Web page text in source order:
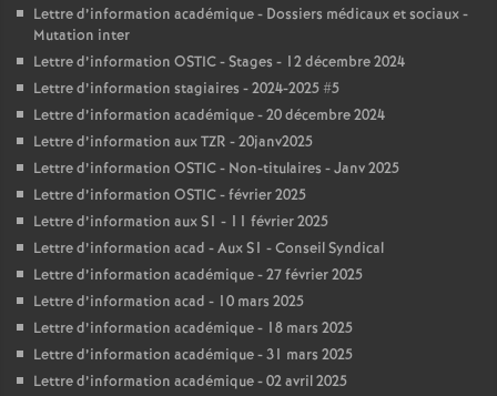
Lettre d’information académique - Dossiers médicaux et sociaux -
Mutation inter
Lettre d’information OSTIC - Stages - 12 décembre 2024
Lettre d’information stagiaires - 2024-2025 #5
Lettre d’information académique - 20 décembre 2024
Lettre d’information aux TZR - 20janv2025
Lettre d’information OSTIC - Non-titulaires - Janv 2025
Lettre d’information OSTIC - février 2025
Lettre d’information aux S1 - 11 février 2025
Lettre d’information acad - Aux S1 - Conseil Syndical
Lettre d’information académique - 27 février 2025
Lettre d’information acad - 10 mars 2025
Lettre d’information académique - 18 mars 2025
Lettre d’information académique - 31 mars 2025
Lettre d’information académique - 02 avril 2025